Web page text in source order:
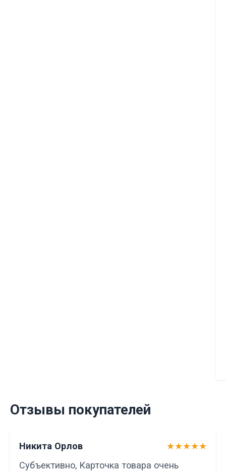
Отзывы покупателей
Никита Орлов
★★★★★
Субъективно, Карточка товара очень